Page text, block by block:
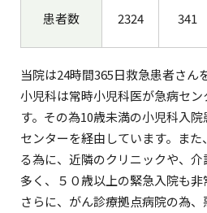
患者数 2324 341
当院は24時間365日救急患者さん
小児科は常時小児科医が急病セ
す。その為10歳未満の小児科入
センターを経由しています。ま
る為に、近隣のクリニックや、
多く、５０歳以上の緊急入院も非
さらに、がん診療拠点病院の為